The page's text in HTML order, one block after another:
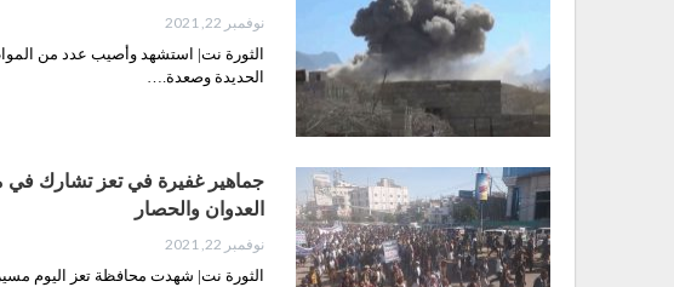
نوفمبر 22, 2021
الثورة نت| استشهد وأصيب عدد من
الحديدة وصعدة.…
جماهير غفيرة في تعز تشارك في
العدوان والحصار
نوفمبر 22, 2021
الثورة نت| شهدت محافظة تعز اليوم